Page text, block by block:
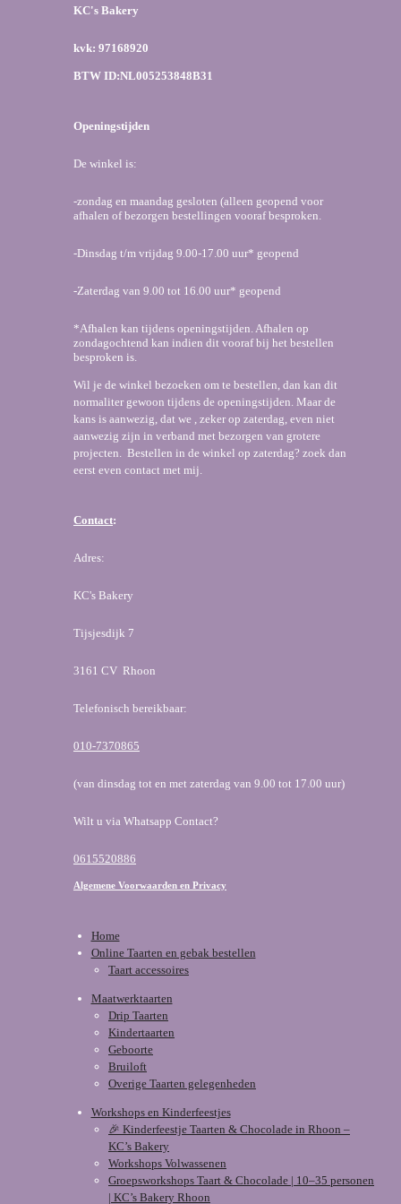
o
o
g
r
p
KC's Bakery
kvk: 97168920
BTW ID:NL005253848B31
Openingstijden
De winkel is:
-zondag en maandag gesloten (alleen geopend voor
afhalen of bezorgen bestellingen vooraf besproken.
-Dinsdag t/m vrijdag 9.00-17.00 uur* geopend
-Zaterdag van 9.00 tot 16.00 uur* geopend
*Afhalen kan tijdens openingstijden. Afhalen op
zondagochtend kan indien dit vooraf bij het bestellen
besproken is.
Wil je de winkel bezoeken om te bestellen, dan kan dit
normaliter gewoon tijdens de openingstijden. Maar de
kans is aanwezig, dat we , zeker op zaterdag, even niet
aanwezig zijn in verband met bezorgen van grotere
projecten. Bestellen in de winkel op zaterdag? zoek dan
eerst even contact met mij.
Contact:
Adres:
KC's Bakery
Tijsjesdijk 7
3161 CV Rhoon
Telefonisch bereikbaar:
010-7370865
(van dinsdag tot en met zaterdag van 9.00 tot 17.00 uur)
Wilt u via Whatsapp Contact?
0615520886
Algemene Voorwaarden en Privacy
Home
Online Taarten en gebak bestellen
Taart accessoires
Maatwerktaarten
Drip Taarten
Kindertaarten
Geboorte
Bruiloft
Overige Taarten gelegenheden
Workshops en Kinderfeestjes
🎉 Kinderfeestje Taarten & Chocolade in Rhoon –
KC’s Bakery
Workshops Volwassenen
Groepsworkshops Taart & Chocolade | 10–35 personen
| KC’s Bakery Rhoon